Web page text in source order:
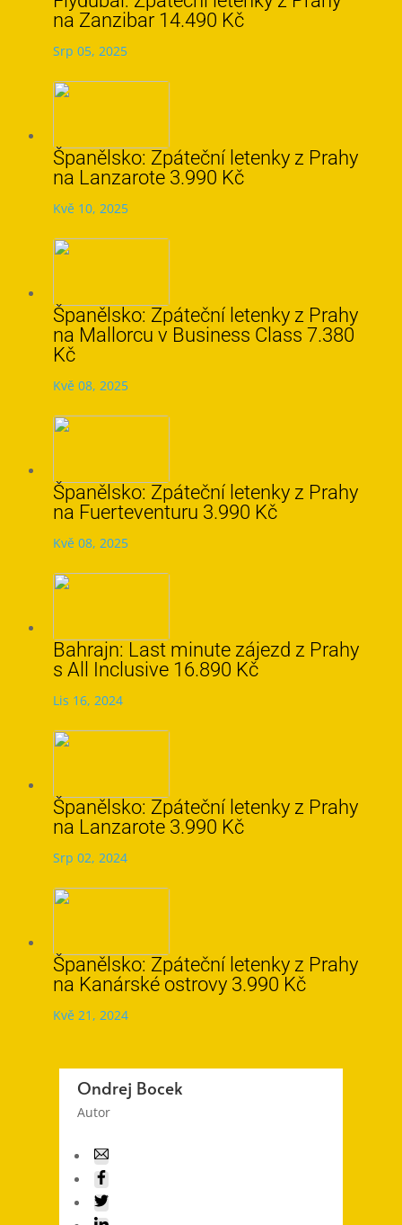
na Zanzibar 14.490 Kč
Srp 05, 2025
Španělsko: Zpáteční letenky z Prahy
na Lanzarote 3.990 Kč
Kvě 10, 2025
Španělsko: Zpáteční letenky z Prahy
na Mallorcu v Business Class 7.380
Kč
Kvě 08, 2025
Španělsko: Zpáteční letenky z Prahy
na Fuerteventuru 3.990 Kč
Kvě 08, 2025
Bahrajn: Last minute zájezd z Prahy
s All Inclusive 16.890 Kč
Lis 16, 2024
Španělsko: Zpáteční letenky z Prahy
na Lanzarote 3.990 Kč
Srp 02, 2024
Španělsko: Zpáteční letenky z Prahy
na Kanárské ostrovy 3.990 Kč
Kvě 21, 2024
Ondrej Bocek
Autor